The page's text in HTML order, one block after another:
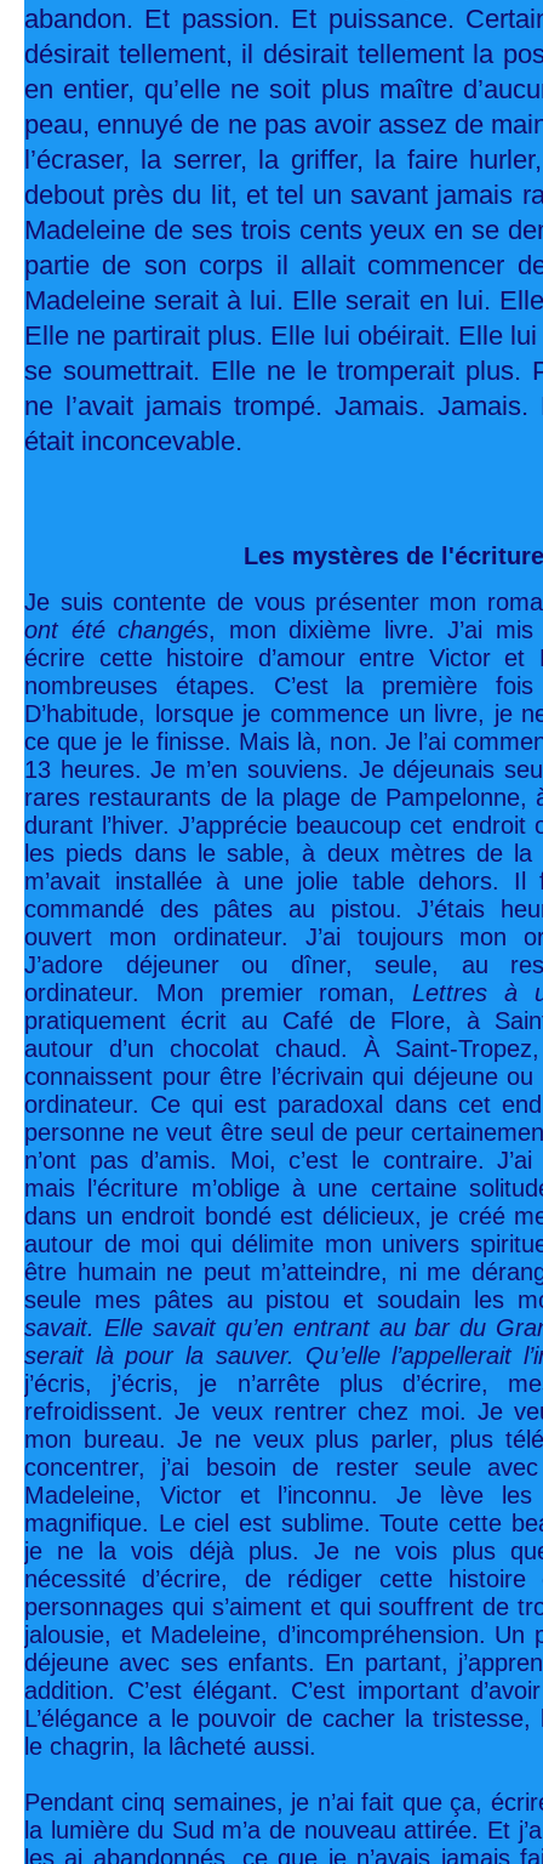
abandon. Et passion. Et puissance.
désirait tellement, il désirait tellement la
en entier, qu’elle ne soit plus maître
peau, ennuyé de ne pas avoir assez de
l’écraser, la serrer, la griffer, la faire
debout près du lit, et tel un savant jamais
Madeleine de ses trois cents yeux en se
partie de son corps il allait commencer
Madeleine serait à lui. Elle serait en lui.
Elle ne partirait plus. Elle lui obéirait. Elle
se soumettrait. Elle ne le tromperait plus.
ne l’avait jamais trompé. Jamais. Jamais.
était inconcevable.
Les mystères de l'écriture
Je suis contente de vous présenter mon
ont été changés, mon dixième livre. J’ai
écrire cette histoire d’amour entre Victor et
nombreuses étapes. C’est la première
D’habitude, lorsque je commence un livre, je
ce que je le finisse. Mais là, non. Je l’ai
13 heures. Je m’en souviens. Je déjeunais
rares restaurants de la plage de Pampelonne,
durant l’hiver. J’apprécie beaucoup cet endroit
les pieds dans le sable, à deux mètres de la
m’avait installée à une jolie table dehors. Il
commandé des pâtes au pistou. J’étais
ouvert mon ordinateur. J’ai toujours mon
J’adore déjeuner ou dîner, seule, au
ordinateur. Mon premier roman, Lettres à
pratiquement écrit au Café de Flore, à
autour d’un chocolat chaud. À Saint-
connaissent pour être l’écrivain qui déjeune
ordinateur. Ce qui est paradoxal dans cet
personne ne veut être seul de peur
n’ont pas d’amis. Moi, c’est le contraire.
mais l’écriture m’oblige à une certaine
dans un endroit bondé est délicieux, je créé
autour de moi qui délimite mon univers
être humain ne peut m’atteindre, ni me
seule mes pâtes au pistou et soudain les
savait. Elle savait qu’en entrant au bar du
serait là pour la sauver. Qu’elle l’appellerait
j’écris, j’écris, je n’arrête plus d’écrire,
refroidissent. Je veux rentrer chez moi. Je
mon bureau. Je ne veux plus parler, plus
concentrer, j’ai besoin de rester seule
Madeleine, Victor et l’inconnu. Je lève
magnifique. Le ciel est sublime. Toute cette
je ne la vois déjà plus. Je ne vois plus
nécessité d’écrire, de rédiger cette histoire
personnages qui s’aiment et qui souffrent de
jalousie, et Madeleine, d’incompréhension. Un
déjeune avec ses enfants. En partant,
addition. C’est élégant. C’est important
L’élégance a le pouvoir de cacher la
le chagrin, la lâcheté aussi.
Pendant cinq semaines, je n’ai fait que ça,
la lumière du Sud m’a de nouveau attirée. Et
les ai abandonnés, ce que je n’avais jamais